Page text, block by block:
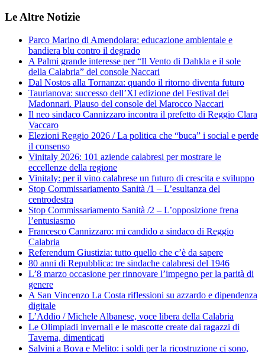
Le Altre Notizie
Parco Marino di Amendolara: educazione ambientale e
bandiera blu contro il degrado
A Palmi grande interesse per “Il Vento di Dahkla e il sole
della Calabria” del console Naccari
Dal Nostos alla Tornanza: quando il ritorno diventa futuro
Taurianova: successo dell’XI edizione del Festival dei
Madonnari. Plauso del console del Marocco Naccari
Il neo sindaco Cannizzaro incontra il prefetto di Reggio Clara
Vaccaro
Elezioni Reggio 2026 / La politica che “buca” i social e perde
il consenso
Vinitaly 2026: 101 aziende calabresi per mostrare le
eccellenze della regione
Vinitaly: per il vino calabrese un futuro di crescita e sviluppo
Stop Commissariamento Sanità /1 – L’esultanza del
centrodestra
Stop Commissariamento Sanità /2 – L’opposizione frena
l’entusiasmo
Francesco Cannizzaro: mi candido a sindaco di Reggio
Calabria
Referendum Giustizia: tutto quello che c’è da sapere
80 anni di Repubblica: tre sindache calabresi del 1946
L’8 marzo occasione per rinnovare l’impegno per la parità di
genere
A San Vincenzo La Costa riflessioni su azzardo e dipendenza
digitale
L’Addio / Michele Albanese, voce libera della Calabria
Le Olimpiadi invernali e le mascotte create dai ragazzi di
Taverna, dimenticati
Salvini a Bova e Melito: i soldi per la ricostruzione ci sono,